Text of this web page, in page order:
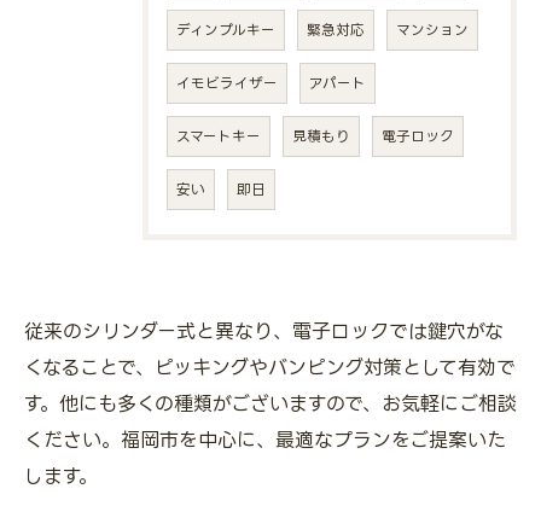
ディンプルキー 緊急対応 マンション
イモビライザー アパート
スマートキー 見積もり 電子ロック
安い 即日
従来のシリンダー式と異なり、電子ロックでは鍵穴がな
くなることで、ピッキングやバンピング対策として有効で
す。他にも多くの種類がございますので、お気軽にご相談
ください。福岡市を中心に、最適なプランをご提案いた
します。